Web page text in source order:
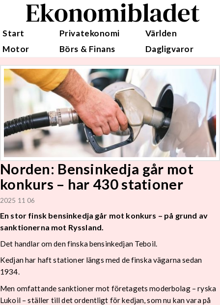
Ekonomibladet
Start Privatekonomi
Världen
Motor
Börs & Finans Dagligvaror
Norden: Bensinkedja går mot
konkurs – har 430 stationer
2025 11 06
En stor finsk bensinkedja går mot konkurs – på grund av
sanktionerna mot Ryssland.
Det handlar om den finska bensinkedjan Teboil.
Kedjan har haft stationer längs med de finska vägarna sedan
1934.
Men omfattande sanktioner mot företagets moderbolag – ryska
Lukoil – ställer till det ordentligt för kedjan, som nu kan vara på